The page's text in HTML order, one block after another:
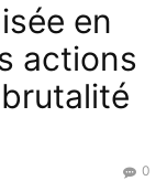
en
actions
0